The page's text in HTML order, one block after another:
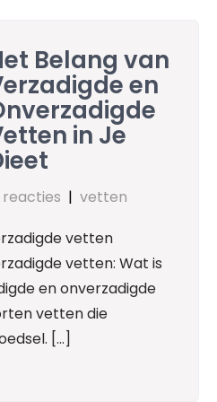
Belang van
en
in Je
| vetten
vetten
vetten: Wat is
en onverzadigde
vetten die
[…]